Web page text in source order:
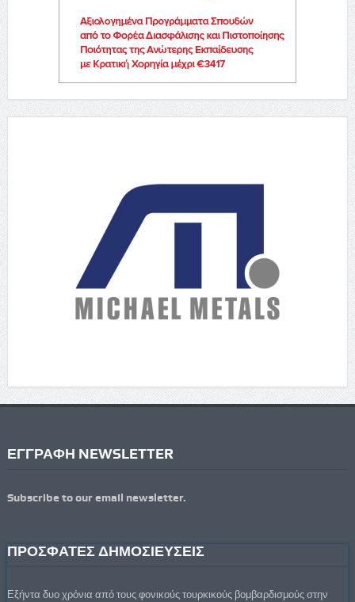
ΕΓΓΡΑΦΗ NEWSLETTER
Subscribe to our email newsletter.
ΠΡΟΣΦΑΤΕΣ ΔΗΜΟΣΙΕΥΣΕΙΣ
Εξήντα δυο χρόνια από τους φονικούς τουρκικούς βομβαρδισμούς στην